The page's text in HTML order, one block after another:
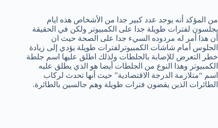
من المؤكد أنه يوجد عدد كبير جدا من الأشخاص هذه ايام
يجلسون لفترات طويلة جدا على الكمبيوتر ولكن في الحقيقة
أن هذا أمر له مردوده السيء جدا على الصحة حيث ان
الجلوس أمام شاشات الكمبيوترلفترات طويلة يؤدي إلى زيادة
خطر التعرض للإصابة بالجلطات ولذلك اطلق عليها اسم جلطة
الكمبيوتر وهذا النوع من الجلطات أيضا هو الذي يطلق عليه
اسم “متلازمة الدرجة الاقتصادية” حيث أنها تحدث لركاب
الطائرات الذين يقضون فترات طويلة وهم جالسين بالطائرة.